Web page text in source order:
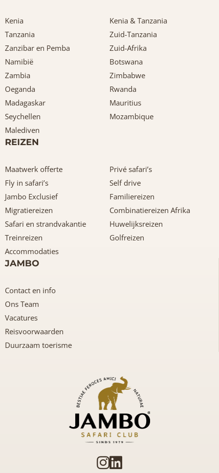
Kenia
Kenia & Tanzania
Tanzania
Zuid-Tanzania
Zanzibar en Pemba
Zuid-Afrika
Namibië
Botswana
Zambia
Zimbabwe
Oeganda
Rwanda
Madagaskar
Mauritius
Seychellen
Mozambique
Malediven
REIZEN
Maatwerk offerte
Privé safari’s
Fly in safari’s
Self drive
Jambo Exclusief
Familiereizen
Migratiereizen
Combinatiereizen Afrika
Safari en strandvakantie
Huwelijksreizen
Treinreizen
Golfreizen
Accommodaties
JAMBO
Contact en info
Ons Team
Vacatures
Reisvoorwaarden
Duurzaam toerisme